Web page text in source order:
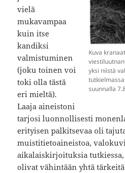
Kuva
yksi niistä
suunnalla
vielä
mukavampaa
kuin itse
kandiksi
valmistuminen
(joku toinen voi
toki olla tästä
eri mieltä).
Laaja aineistoni
tarjosi luonnollisesti
erityisen palkitsevaa oli
muistitietoaineistoa,
aikalaiskirjoituksia tutkiessa,
olivat vähintään yhtä